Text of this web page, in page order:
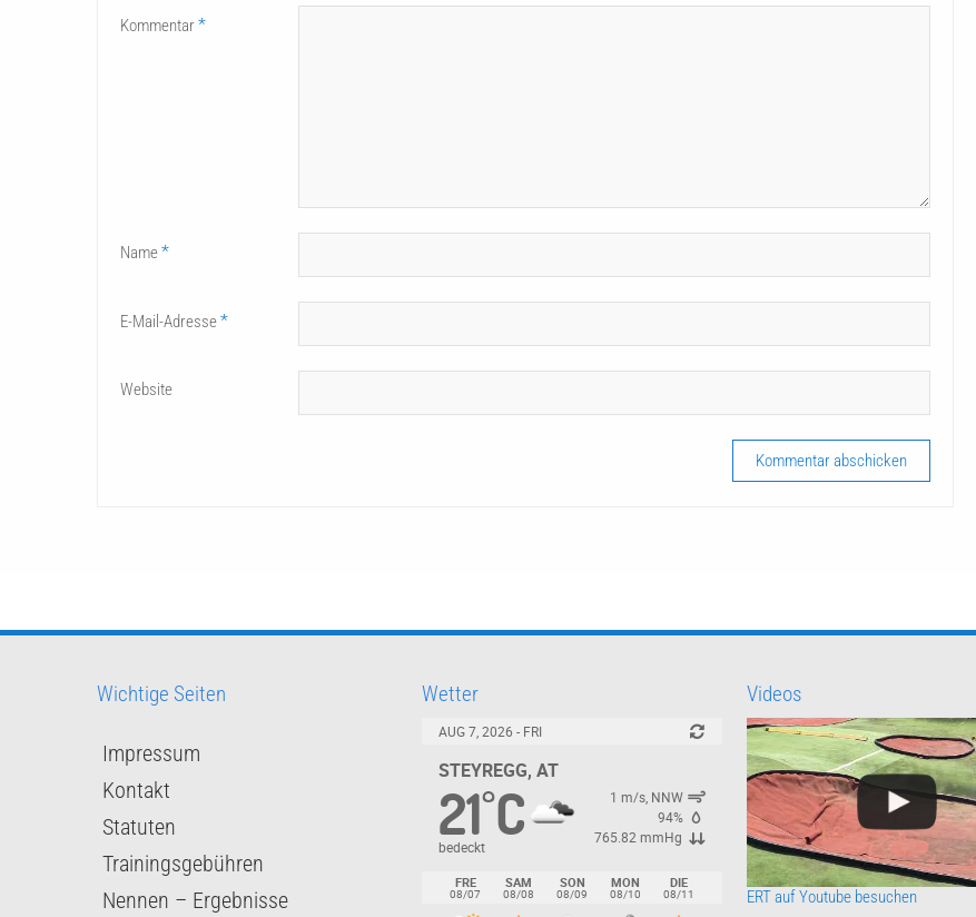
Kommentar*
Name*
E-Mail-Adresse*
Website
Wichtige Seiten
Impressum
Kontakt
Statuten
Trainingsgebühren
Nennen – Ergebnisse
Wetter
AUG 7, 2026 - FRI
STEYREGG, AT
21°C
bedeckt
1 m/s, NNW
94%
765.82 mmHg
FRE
08/07
SAM
08/08
SON
08/09
MON
08/10
DIE
08/11
Videos
ERT auf Youtube besuchen